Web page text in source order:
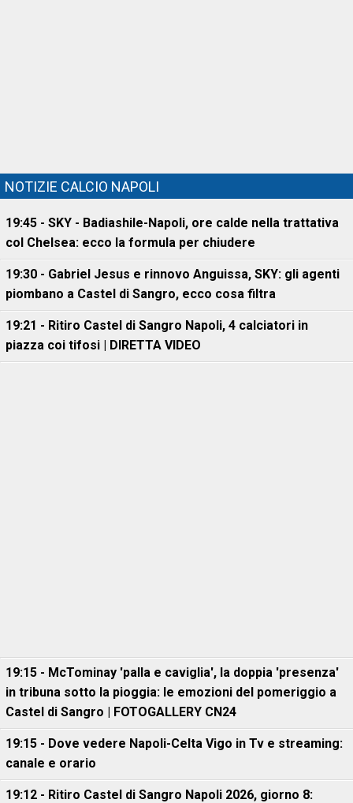
NOTIZIE CALCIO NAPOLI
19:45 - SKY - Badiashile-Napoli, ore calde nella trattativa
col Chelsea: ecco la formula per chiudere
19:30 - Gabriel Jesus e rinnovo Anguissa, SKY: gli agenti
piombano a Castel di Sangro, ecco cosa filtra
19:21 - Ritiro Castel di Sangro Napoli, 4 calciatori in
piazza coi tifosi | DIRETTA VIDEO
19:15 - McTominay 'palla e caviglia', la doppia 'presenza'
in tribuna sotto la pioggia: le emozioni del pomeriggio a
Castel di Sangro | FOTOGALLERY CN24
19:15 - Dove vedere Napoli-Celta Vigo in Tv e streaming:
canale e orario
19:12 - Ritiro Castel di Sangro Napoli 2026, giorno 8: